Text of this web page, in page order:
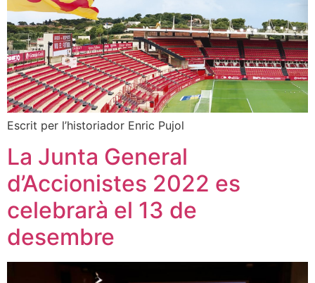
Escrit per l’historiador Enric Pujol
La Junta General
d’Accionistes 2022 es
celebrarà el 13 de
desembre